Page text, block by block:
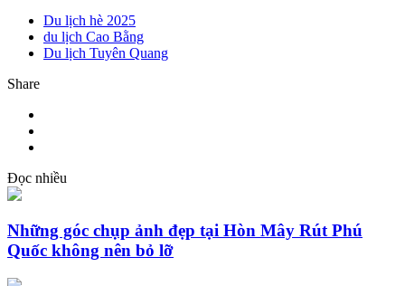
Du lịch hè 2025
du lịch Cao Bằng
Du lịch Tuyên Quang
Share
Đọc nhiều
Những góc chụp ảnh đẹp tại Hòn Mây Rút Phú
Quốc không nên bỏ lỡ